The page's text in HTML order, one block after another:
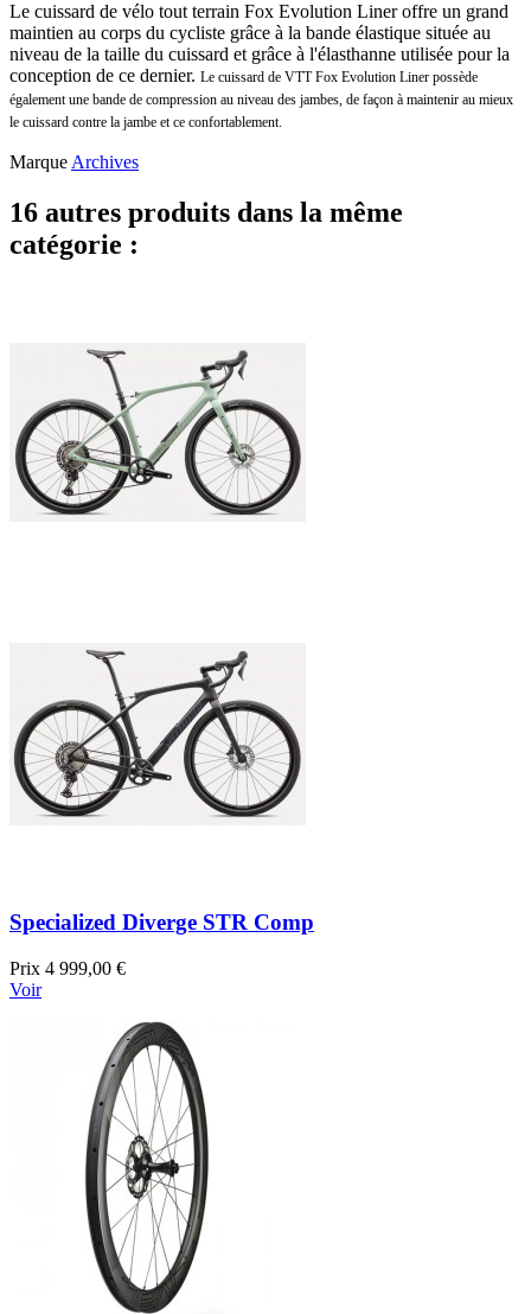
Le cuissard de vélo tout terrain Fox Evolution Liner offre un grand
maintien au corps du cycliste grâce à la bande élastique située au
niveau de la taille du cuissard et grâce à l'élasthanne utilisée pour la
conception de ce dernier. Le cuissard de VTT Fox Evolution Liner possède
également une bande de compression au niveau des jambes, de façon à maintenir au mieux
le cuissard contre la jambe et ce confortablement.
Marque Archives
16 autres produits dans la même
catégorie :
Specialized Diverge STR Comp
Prix 4 999,00 €
Voir